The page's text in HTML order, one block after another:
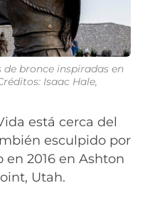
de bronce inspiradas en
Isaac Hale,
está cerca del
esculpido por
2016 en Ashton
Utah.